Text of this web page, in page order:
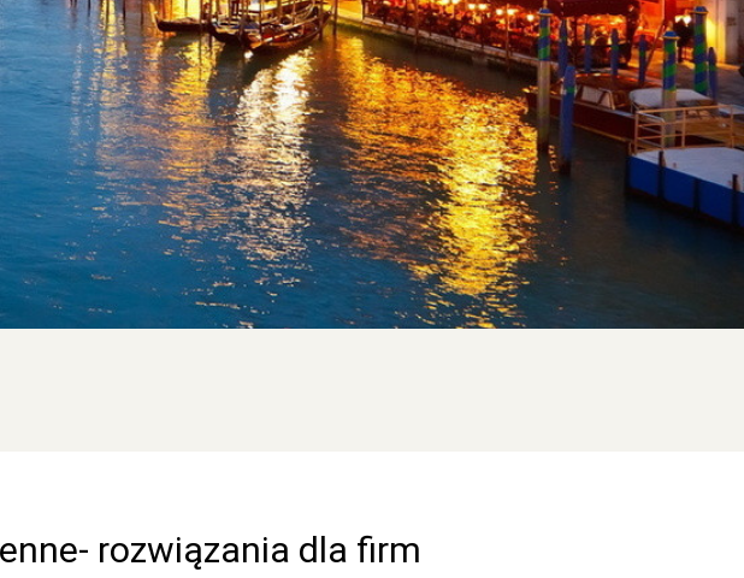
rozwiązania dla firm